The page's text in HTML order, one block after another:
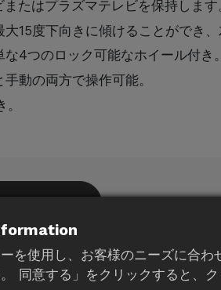
またはプラズマテレビを保持します
大15度下向きに傾けることができ、
4つのロック可能なホイール付き。
手動の両方で操作可能。
スタマイズされたニーズについて
ださい
を使用し、お客様のニーズに合
同意する」をクリックすると、